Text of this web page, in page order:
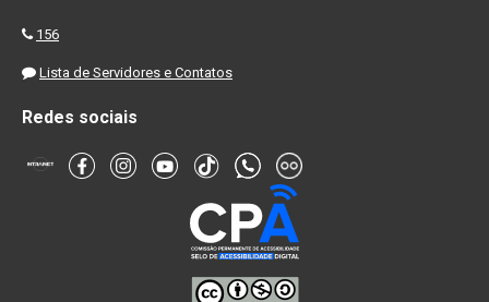
156
Lista de Servidores e Contatos
Redes sociais